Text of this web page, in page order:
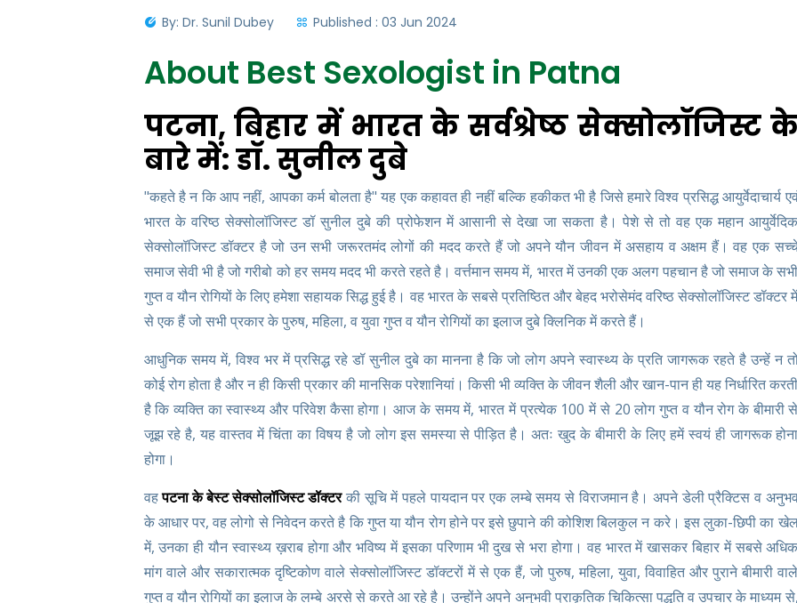
By: Dr. Sunil Dubey Published : 03 Jun 2024
About Best Sexologist in Patna
पटना, बिहार में भारत के सर्वश्रेष्ठ सेक्सोलॉजिस्ट
बारे में: डॉ. सुनील दुबे
"कहते है न कि आप नहीं, आपका कर्म बोलता है" यह एक कहावत ही नहीं बल्कि हकीकत भी है जिसे हमारे विश्व प्रसिद्ध आयुर्वेदाचार्य
भारत के वरिष्ठ सेक्सोलॉजिस्ट डॉ सुनील दुबे की प्रोफेशन में आसानी से देखा जा सकता है। पेशे से तो वह एक महान आयुर्वेदिक
सेक्सोलॉजिस्ट डॉक्टर है जो उन सभी जरूरतमंद लोगों की मदद करते हैं जो अपने यौन जीवन में असहाय व अक्षम हैं। वह एक
समाज सेवी भी है जो गरीबो को हर समय मदद भी करते रहते है। वर्त्तमान समय में, भारत में उनकी एक अलग पहचान है जो समाज के सभी
गुप्त व यौन रोगियों के लिए हमेशा सहायक सिद्ध हुई है। वह भारत के सबसे प्रतिष्ठित और बेहद भरोसेमंद वरिष्ठ सेक्सोलॉजिस्ट डॉक्टर
से एक हैं जो सभी प्रकार के पुरुष, महिला, व युवा गुप्त व यौन रोगियों का इलाज दुबे क्लिनिक में करते हैं।
आधुनिक समय में, विश्व भर में प्रसिद्ध रहे डॉ सुनील दुबे का मानना है कि जो लोग अपने स्वास्थ्य के प्रति जागरूक रहते है उन्हें न
कोई रोग होता है और न ही किसी प्रकार की मानसिक परेशानियां। किसी भी व्यक्ति के जीवन शैली और खान-पान ही यह निर्धारित करती
है कि व्यक्ति का स्वास्थ्य और परिवेश कैसा होगा। आज के समय में, भारत में प्रत्येक 100 में से 20 लोग गुप्त व यौन रोग के बीमारी से
जूझ रहे है, यह वास्तव में चिंता का विषय है जो लोग इस समस्या से पीड़ित है। अतः खुद के बीमारी के लिए हमें स्वयं ही जागरूक होना
होगा।
वहपटना के बेस्ट सेक्सोलॉजिस्ट डॉक्टरकी सूचि में पहले पायदान पर एक लम्बे समय से विराजमान है। अपने डेली प्रैक्टिस व
के आधार पर, वह लोगो से निवेदन करते है कि गुप्त या यौन रोग होने पर इसे छुपाने की कोशिश बिलकुल न करे। इस लुका-छिपी का
में, उनका ही यौन स्वास्थ्य ख़राब होगा और भविष्य में इसका परिणाम भी दुख से भरा होगा। वह भारत में खासकर बिहार में सबसे अधिक
मांग वाले और सकारात्मक दृष्टिकोण वाले सेक्सोलॉजिस्ट डॉक्टरों में से एक हैं, जो पुरुष, महिला, युवा, विवाहित और पुराने बीमारी वाले
गुप्त व यौन रोगियों का इलाज के लम्बे अरसे से करते आ रहे है। उन्होंने अपने अनुभवी प्राकृतिक चिकित्सा पद्धति व उपचार के माध्यम से,